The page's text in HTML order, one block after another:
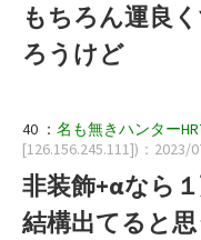
もちろん運良
ろうけど
40 ： 名も無きハンター
[126.156.245.111]) ：2023/
非装飾+αなら
結構出てると思